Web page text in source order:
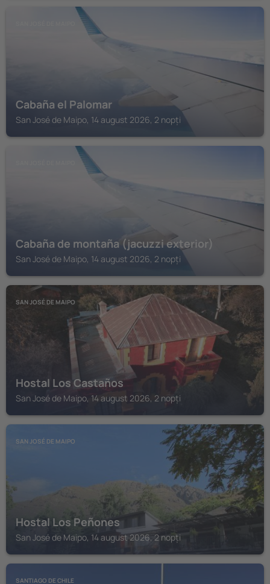
Cabaña el Palomar
San José de Maipo, 14 august 2026, 2 nopți
Cabaña de montaña (jacuzzi exterior)
San José de Maipo, 14 august 2026, 2 nopți
SAN JOSÉ DE MAIPO
Hostal Los Castaños
San José de Maipo, 14 august 2026, 2 nopți
SAN JOSÉ DE MAIPO
Hostal Los Peñones
San José de Maipo, 14 august 2026, 2 nopți
SANTIAGO DE CHILE